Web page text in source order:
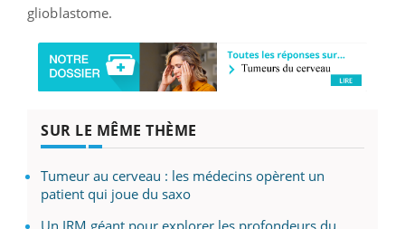
glioblastome.
SUR LE MÊME THÈME
Tumeur au cerveau : les médecins opèrent un
patient qui joue du saxo
Un IRM géant pour explorer les profondeurs du